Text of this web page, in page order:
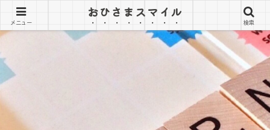
メニュー
おひさまスマイル
検索